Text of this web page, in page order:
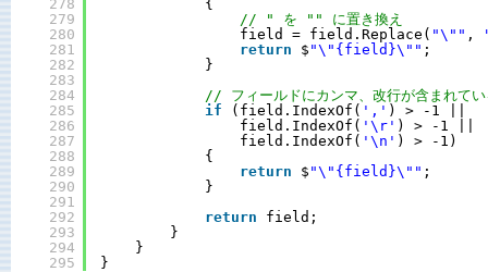
278
279
280
281
282
283
284
285
286
287
288
289
290
291
292
293
294
295
{
// " を "" に置き換え
field = field.Replace( "\"" ,
return
$ "\"{field}\"" ;
}
// フィールドにカンマ、改行が含まれて
if
(field.IndexOf( ',' ) > -1 ||
field.IndexOf( '\r' ) > -1 ||
field.IndexOf( '\n' ) > -1)
{
return
$ "\"{field}\"" ;
}
return
field;
}
}
}